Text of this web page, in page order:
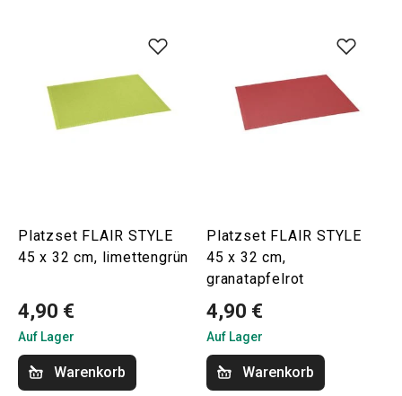
Platzset FLAIR STYLE
45 x 32 cm, limettengrün
4,90 €
Auf Lager
Warenkorb
Platzset FLAIR STYLE
45 x 32 cm,
granatapfelrot
4,90 €
Auf Lager
Warenkorb